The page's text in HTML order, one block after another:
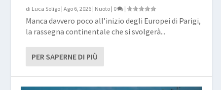
di Luca Soligo |Ago 6, 2026 | Nuoto | 0 |
Manca davvero poco all’inizio degli Europei di Parigi,
la rassegna continentale che si svolgerà...
PER SAPERNE DI PIÙ